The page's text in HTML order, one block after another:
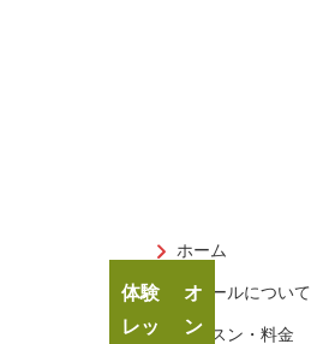
ホーム
スクールについて
レッスン・料金
体験
レッ
オ
ン